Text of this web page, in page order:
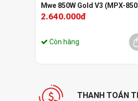
Sở hữu thiết kế Full modular
Mwe 850W Gold V3 (MPX-
AFAG-2EBEU) | Full-Module
2.640.000đ
Còn hàng
THANH TOÁN